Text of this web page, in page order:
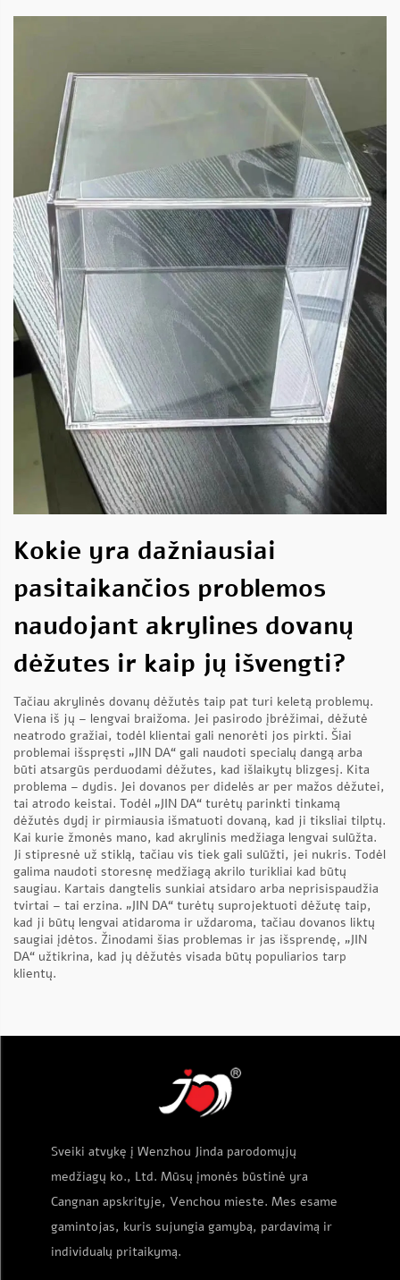
Kokie yra dažniausiai
pasitaikančios problemos
naudojant akrylines dovanų
dėžutes ir kaip jų išvengti?
Tačiau akrylinės dovanų dėžutės taip pat turi keletą problemų.
Viena iš jų – lengvai braižoma. Jei pasirodo įbrėžimai, dėžutė
neatrodo gražiai, todėl klientai gali nenorėti jos pirkti. Šiai
problemai išspręsti „JIN DA“ gali naudoti specialų dangą arba
būti atsargūs perduodami dėžutes, kad išlaikytų blizgesį. Kita
problema – dydis. Jei dovanos per didelės ar per mažos dėžutei,
tai atrodo keistai. Todėl „JIN DA“ turėtų parinkti tinkamą
dėžutės dydį ir pirmiausia išmatuoti dovaną, kad ji tiksliai tilptų.
Kai kurie žmonės mano, kad akrylinis medžiaga lengvai sulūžta.
Ji stipresnė už stiklą, tačiau vis tiek gali sulūžti, jei nukris. Todėl
galima naudoti storesnę medžiagą akrilo turikliai kad būtų
saugiau. Kartais dangtelis sunkiai atsidaro arba neprisispaudžia
tvirtai – tai erzina. „JIN DA“ turėtų suprojektuoti dėžutę taip,
kad ji būtų lengvai atidaroma ir uždaroma, tačiau dovanos liktų
saugiai įdėtos. Žinodami šias problemas ir jas išsprendę, „JIN
DA“ užtikrina, kad jų dėžutės visada būtų populiarios tarp
klientų.
Sveiki atvykę į Wenzhou Jinda parodomųjų
medžiagų ko., Ltd. Mūsų įmonės būstinė yra
Cangnan apskrityje, Venchou mieste. Mes esame
gamintojas, kuris sujungia gamybą, pardavimą ir
individualų pritaikymą.